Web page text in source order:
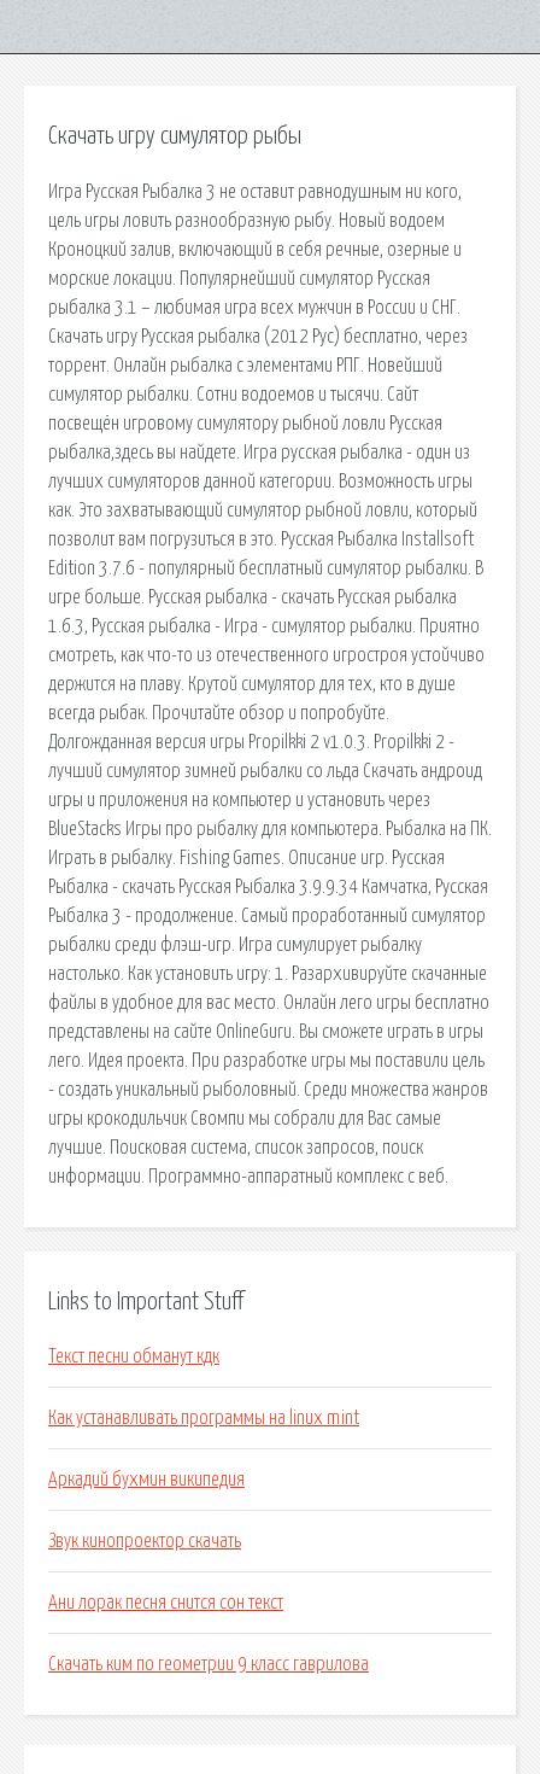
Скачать игру симулятор рыбы
Игра Русская Рыбалка 3 не оставит равнодушным ни кого,
цель игры ловить разнообразную рыбу. Новый водоем
Кроноцкий залив, включающий в себя речные, озерные и
морские локации. Популярнейший симулятор Русская
рыбалка 3.1 – любимая игра всех мужчин в России и СНГ.
Скачать игру Русская рыбалка (2012 Рус) бесплатно, через
торрент. Онлайн рыбалка с элементами РПГ. Новейший
симулятор рыбалки. Сотни водоемов и тысячи. Сайт
посвещён игровому симулятору рыбной ловли Русская
рыбалка,здесь вы найдете. Игра русская рыбалка - один из
лучших симуляторов данной категории. Возможность игры
как. Это захватывающий симулятор рыбной ловли, который
позволит вам погрузиться в это. Русская Рыбалка Installsoft
Edition 3.7.6 - популярный бесплатный симулятор рыбалки. В
игре больше. Русская рыбалка - скачать Русская рыбалка
1.6.3, Русская рыбалка - Игра - симулятор рыбалки. Приятно
смотреть, как что-то из отечественного игростроя устойчиво
держится на плаву. Крутой симулятор для тех, кто в душе
всегда рыбак. Прочитайте обзор и попробуйте.
Долгожданная версия игры Propilkki 2 v1.0.3. Propilkki 2 -
лучший симулятор зимней рыбалки со льда Скачать андроид
игры и приложения на компьютер и установить через
BlueStacks Игры про рыбалку для компьютера. Рыбалка на ПК.
Играть в рыбалку. Fishing Games. Описание игр. Русская
Рыбалка - скачать Русская Рыбалка 3.9.9.34 Камчатка, Русская
Рыбалка 3 - продолжение. Самый проработанный симулятор
рыбалки среди флэш-игр. Игра симулирует рыбалку
настолько. Как установить игру: 1. Разархивируйте скачанные
файлы в удобное для вас место. Онлайн лего игры бесплатно
представлены на сайте OnlineGuru. Вы сможете играть в игры
лего. Идея проекта. При разработке игры мы поставили цель
- создать уникальный рыболовный. Среди множества жанров
игры крокодильчик Свомпи мы собрали для Вас самые
лучшие. Поисковая сиcтема, список запросов, поиск
информации. Программно-аппаратный комплекс с веб.
Links to Important Stuff
Текст песни обманут кдк
Как устанавливать программы на linux mint
Аркадий бухмин википедия
Звук кинопроектор скачать
Ани лорак песня снится сон текст
Скачать ким по геометрии 9 класс гаврилова